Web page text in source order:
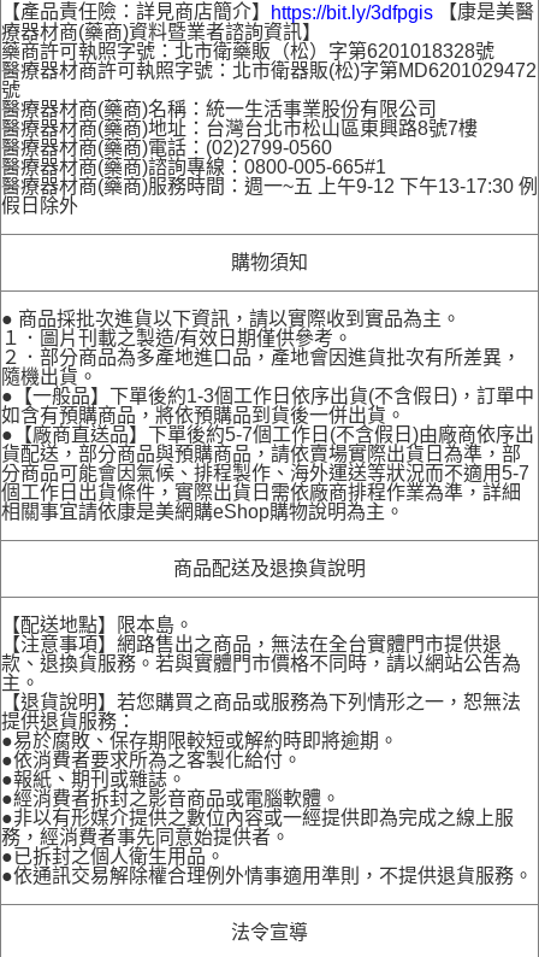
【產品責任險：詳見商店簡介】 https://bit.ly/3dfpgis 【康是美醫
療器材商(藥商)資料暨業者諮詢資訊】
藥商許可執照字號：北市衛藥販（松）字第6201018328號
醫療器材商許可執照字號：北市衛器販(松)字第MD6201029472
號
醫療器材商(藥商)名稱：統一生活事業股份有限公司
醫療器材商(藥商)地址：台灣台北市松山區東興路8號7樓
醫療器材商(藥商)電話：(02)2799-0560
醫療器材商(藥商)諮詢專線：0800-005-665#1
醫療器材商(藥商)服務時間：週一~五 上午9-12 下午13-17:30 例
假日除外
購物須知
● 商品採批次進貨以下資訊，請以實際收到實品為主。
１．圖片刊載之製造/有效日期僅供參考。
２．部分商品為多產地進口品，產地會因進貨批次有所差異，
隨機出貨。
●【一般品】下單後約1-3個工作日依序出貨(不含假日)，訂單中
如含有預購商品，將依預購品到貨後一併出貨。
●【廠商直送品】下單後約5-7個工作日(不含假日)由廠商依序出
貨配送，部分商品與預購商品，請依賣場實際出貨日為準，部
分商品可能會因氣候、排程製作、海外運送等狀況而不適用5-7
個工作日出貨條件，實際出貨日需依廠商排程作業為準，詳細
相關事宜請依康是美網購eShop購物說明為主。
商品配送及退換貨說明
【配送地點】限本島。
【注意事項】網路售出之商品，無法在全台實體門市提供退
款、退換貨服務。若與實體門市價格不同時，請以網站公告為
主。
【退貨說明】若您購買之商品或服務為下列情形之一，恕無法
提供退貨服務：
●易於腐敗、保存期限較短或解約時即將逾期。
●依消費者要求所為之客製化給付。
●報紙、期刊或雜誌。
●經消費者拆封之影音商品或電腦軟體。
●非以有形媒介提供之數位內容或一經提供即為完成之線上服
務，經消費者事先同意始提供者。
●已拆封之個人衛生用品。
●依通訊交易解除權合理例外情事適用準則，不提供退貨服務。
法令宣導